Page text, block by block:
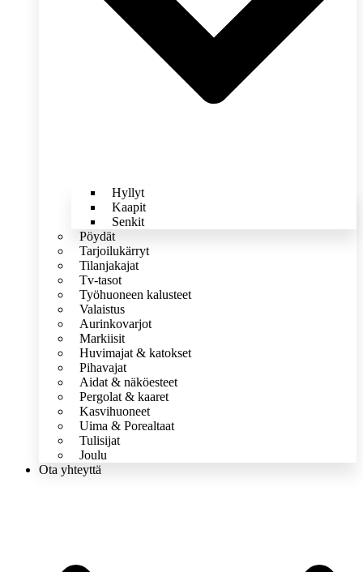
Hyllyt
Kaapit
Senkit
Pöydät
Tarjoilukärryt
Tilanjakajat
Tv-tasot
Työhuoneen kalusteet
Valaistus
Aurinkovarjot
Markiisit
Huvimajat & katokset
Pihavajat
Aidat & näköesteet
Pergolat & kaaret
Kasvihuoneet
Uima & Porealtaat
Tulisijat
Joulu
Ota yhteyttä